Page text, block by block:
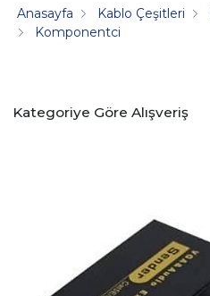
Anasayfa Kablo Çeşitleri
Komponentci
Kategoriye Göre Alışveriş